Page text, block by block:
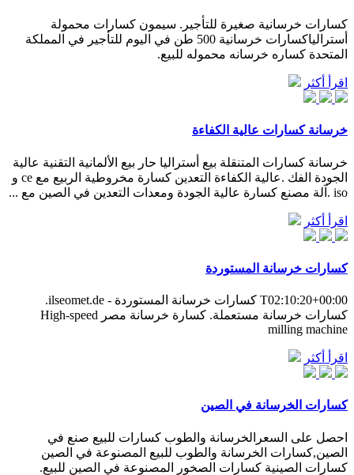
كسارات خرسانية صغيرة للتأجير. سيمون كسارات محمولة
أسترالياكسارات خرسانية 500 طن في اليوم للتأجير في المملكة
المتحدة كساره خرسانه محموله للبيع.
اقرأ أكثر
خرسانة كسارات عالية الكفاءة
خرسانة كسارات المتنقلة بيع أستراليا حار بيع الألمانية التقنية عالية
الجودة الفك .عالية الكفاءة التعدين كسارة مخروطية الربيع مع ce و
iso .آلة مصنع كسارة عالية الجودة ومعدات التعدين في الصين مع ...
اقرأ أكثر
كسارات خرسانة المستوردة
T02:10:20+00:00 كسارات خرسانة المستوردة - ilseomet.de.
كسارات خرسانة مستعملة. كسارة خرسانة مصر High-speed
milling machine
اقرأ أكثر
كسارات الخرسانة في الصين
احصل على السعرالخرسانة والطوب كسارات للبيع صنع في
الصين,كسارات الخرسانة والطوب للبيع المصنوعة في الصين
كسارات الصينية كسارات الصخور المصنوعة في الصين للبيع.